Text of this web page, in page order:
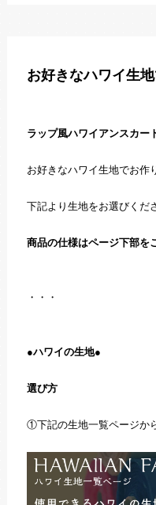
お好きなハワイ生
ラップ風ハワイアンスカー
お好きなハワイ生地でお作
下記より生地をお選びくだ
商品の仕様はページ下部を
・・・
●ハワイの生地●
選び方
①下記の生地一覧ページか